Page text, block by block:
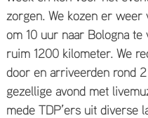
zorgen. We kozen er
om 10 uur naar Bologna te
ruim 1200 kilometer. We
door en arriveerden rond 2
gezellige avond met
mede TDP’ers uit diverse